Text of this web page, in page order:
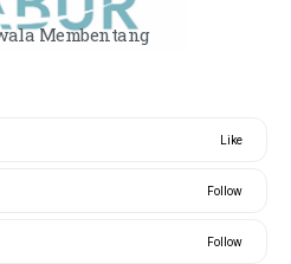
Membentang
Like
Follow
Follow